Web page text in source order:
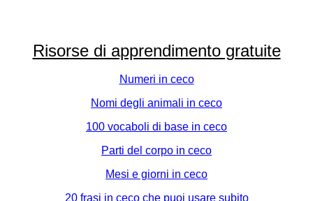
Risorse di apprendimento gratuite
Numeri in ceco
Nomi degli animali in ceco
100 vocaboli di base in ceco
Parti del corpo in ceco
Mesi e giorni in ceco
20 frasi in ceco che puoi usare subito